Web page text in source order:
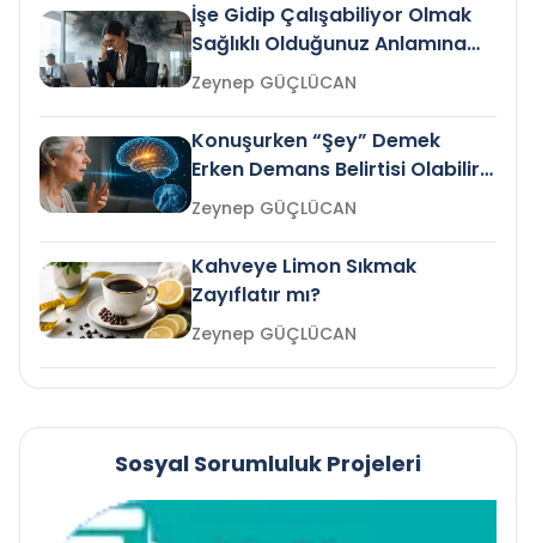
İşe Gidip Çalışabiliyor Olmak
Sağlıklı Olduğunuz Anlamına
Gelir mi?Zeynep GÜÇLÜCAN
Konuşurken “Şey” Demek
Erken Demans Belirtisi Olabilir
mi?
Zeynep GÜÇLÜCAN
Kahveye Limon Sıkmak
Zayıflatır mı?
Zeynep GÜÇLÜCAN
Sosyal Sorumluluk Projeleri